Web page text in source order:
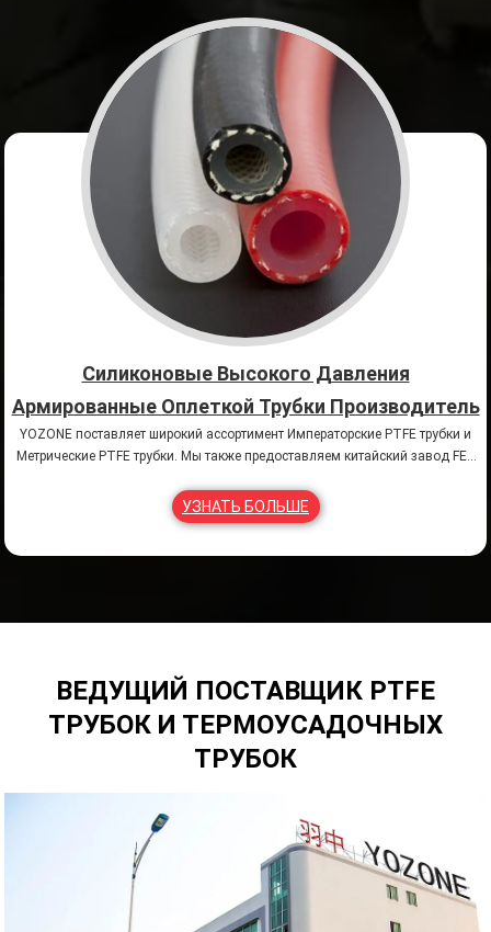
Силиконовые Высокого Давления
Армированные Оплеткой Трубки Производитель
YOZONE поставляет широкий ассортимент Императорские PTFE трубки и
Метрические PTFE трубки. Мы также предоставляем китайский завод FEP
УЗНАТЬ БОЛЬШЕ
ВЕДУЩИЙ ПОСТАВЩИК PTFE
ТРУБОК И ТЕРМОУСАДОЧНЫХ
ТРУБОК